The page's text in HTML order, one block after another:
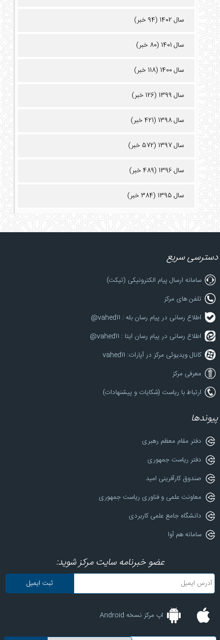
سال 1402 (94 خبر)
سال 1401 (80 خبر)
سال 1400 (118 خبر)
سال 1399 (126 خبر)
سال 1398 (421 خبر)
سال 1397 (572 خبر)
سال 1396 (489 خبر)
سال 1395 (384 خبر)
دسترسی سریع
سامانه ارسال پیام الکترونیکی (تیکت)
تلفن های مرکز
اطلاع رسانی در پیام رسان بله : vahed11@
اطلاع رسانی در پیام رسان ایتا : vahed11@
کانال ویدیوئی مرکز در آپارات: vahed11
معرفی مرکز
ارتباط با ریاست (شکایات و پیشنهادات)
پیوندها
دفتر مقام معظم رهبری
دفتر ریاست جمهوری
صندوق کارآفرینی امید
معاونت علمی و فناوری ریاست جمهوری
دانشگاه جامع علمی کاربردی
سامانه هم آوا
عضو خبرنامه سایت مرکز شوید:
اپ مرکز نسخه Android